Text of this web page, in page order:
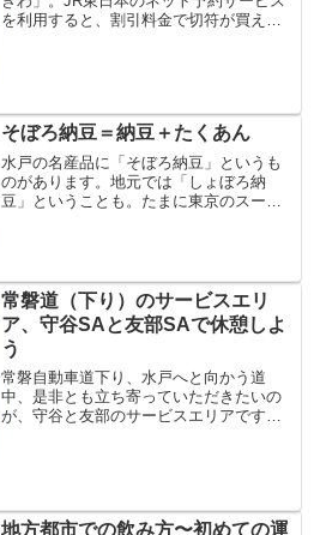
を利用すると、割引料金で切符が買えま
そぼろ納豆＝納豆＋たくあん
水戸の名産品に「そぼろ納豆」というも
のがあります。地元では「しょぼろ納
豆」ということも。たまに東京のスーパ
常磐道（下り）のサービスエリ
ア、守谷SAと友部SAで休憩しよ
う
常磐自動車道下り、水戸へと向かう道
中、是非とも立ち寄っていただきたいの
が、守谷と友部のサービスエリアです。
地方都市での飲み方〜初めての運